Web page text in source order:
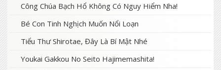
Công Chúa Bạch Hổ Không Có Nguy Hiểm Nha!
Bé Con Tinh Nghịch Muốn Nổi Loạn
Tiểu Thư Shirotae, Đây Là Bí Mật Nhé
Youkai Gakkou No Seito Hajimemashita!